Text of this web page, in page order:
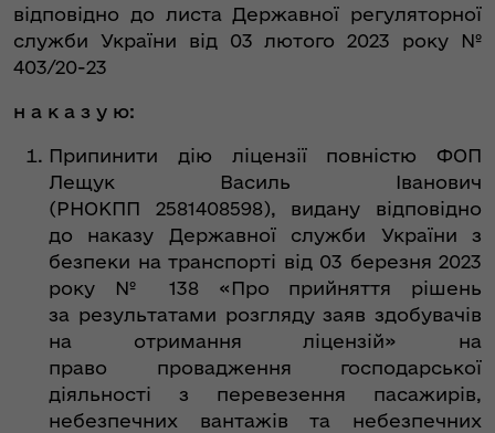
відповідно до листа Державної регуляторної
служби України від 03 лютого 2023 року №
403/20-23
н а к а з у ю:
Припинити дію ліцензії повністю ФОП
Лещук Василь Іванович
(РНОКПП 2581408598), видану відповідно
до наказу Державної служби України з
безпеки на транспорті від 03 березня 2023
року № 138 «Про прийняття рішень
за результатами розгляду заяв здобувачів
на отримання ліцензій» на
право провадження господарської
діяльності з перевезення пасажирів,
небезпечних вантажів та небезпечних